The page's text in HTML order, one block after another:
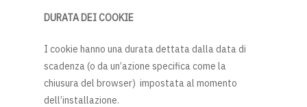
DURATA DEI COOKIE
I cookie hanno una durata dettata dalla data di
scadenza (o da un’azione specifica come la
chiusura del browser) impostata al momento
dell’installazione.